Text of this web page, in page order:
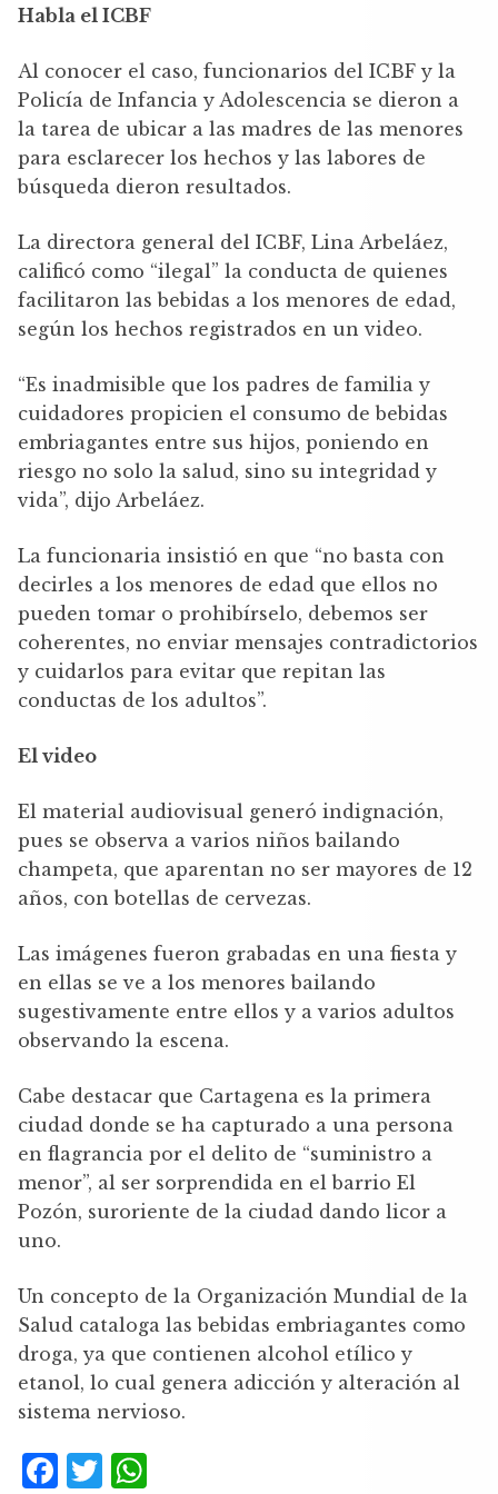
Habla el ICBF
Al conocer el caso, funcionarios del ICBF y la
Policía de Infancia y Adolescencia se dieron a
la tarea de ubicar a las madres de las menores
para esclarecer los hechos y las labores de
búsqueda dieron resultados.
La directora general del ICBF, Lina Arbeláez,
calificó como “ilegal” la conducta de quienes
facilitaron las bebidas a los menores de edad,
según los hechos registrados en un video.
“Es inadmisible que los padres de familia y
cuidadores propicien el consumo de bebidas
embriagantes entre sus hijos, poniendo en
riesgo no solo la salud, sino su integridad y
vida”, dijo Arbeláez.
La funcionaria insistió en que “no basta con
decirles a los menores de edad que ellos no
pueden tomar o prohibírselo, debemos ser
coherentes, no enviar mensajes contradictorios
y cuidarlos para evitar que repitan las
conductas de los adultos”.
El video
El material audiovisual generó indignación,
pues se observa a varios niños bailando
champeta, que aparentan no ser mayores de 12
años, con botellas de cervezas.
Las imágenes fueron grabadas en una fiesta y
en ellas se ve a los menores bailando
sugestivamente entre ellos y a varios adultos
observando la escena.
Cabe destacar que Cartagena es la primera
ciudad donde se ha capturado a una persona
en flagrancia por el delito de “suministro a
menor”, al ser sorprendida en el barrio El
Pozón, suroriente de la ciudad dando licor a
uno.
Un concepto de la Organización Mundial de la
Salud cataloga las bebidas embriagantes como
droga, ya que contienen alcohol etílico y
etanol, lo cual genera adicción y alteración al
sistema nervioso.
F
T